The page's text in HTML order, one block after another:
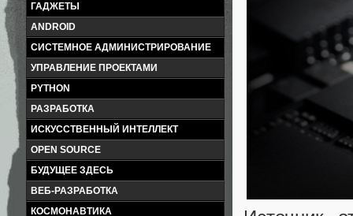
ГАДЖЕТЫ
ANDROID
СИСТЕМНОЕ АДМИНИСТРИРОВАНИЕ
УПРАВЛЕНИЕ ПРОЕКТАМИ
PYTHON
РАЗРАБОТКА
ИСКУССТВЕННЫЙ ИНТЕЛЛЕКТ
OPEN SOURCE
БУДУЩЕЕ ЗДЕСЬ
ВЕБ-РАЗРАБОТКА
КОСМОНАВТИКА